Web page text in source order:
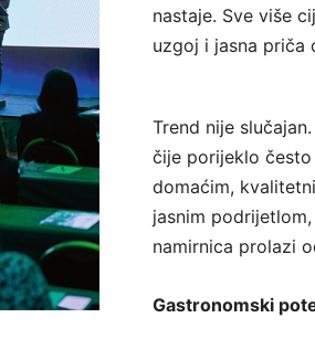
nastaje. Sve više
uzgoj i jasna priča
Trend nije
čije porijeklo
domaćim,
jasnim
namirnica prolazi
Gastronomski